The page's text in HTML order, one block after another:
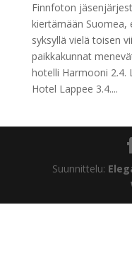
Finnfoton
kiertämään Suomea,
syksyllä vielä toisen
paikkakunnat
hotelli Harmooni 2.4.
Hotel Lappee 3.4....
Suunnittelu: